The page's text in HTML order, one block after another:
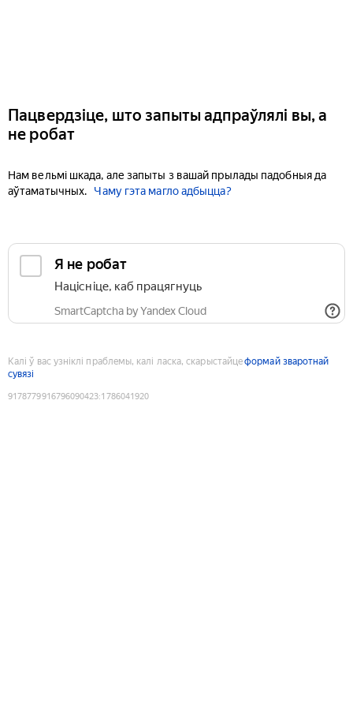
Пацвердзіце, што запыты адпраўлялі вы, а
не робат
Нам вельмі шкада, але запыты з вашай прылады падобныя да
аўтаматычных.
Чаму гэта магло адбыцца?
Я не робат
Націсніце, каб працягнуць
SmartCaptcha by Yandex Cloud
Калі ў вас узніклі праблемы, калі ласка, скарыстайцеформай зваротнай
сувязі
9178779916796090423:1786041920